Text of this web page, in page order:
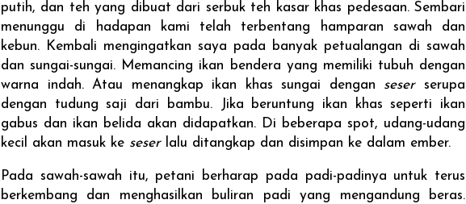
putih, dan teh yang dibuat dari serbuk teh kasar khas pedesaan. Sembari
menunggu di hadapan kami telah terbentang hamparan sawah dan
kebun. Kembali mengingatkan saya pada banyak petualangan di sawah
dan sungai-sungai. Memancing ikan bendera yang memiliki tubuh dengan
warna indah. Atau menangkap ikan khas sungai dengan seserserupa
dengan tudung saji dari bambu. Jika beruntung ikan khas seperti ikan
gabus dan ikan belida akan didapatkan. Di beberapa spot, udang-udang
kecil akan masuk ke seserlalu ditangkap dan disimpan ke dalam ember.
Pada sawah-sawah itu, petani berharap pada padi-padinya untuk terus
berkembang dan menghasilkan buliran padi yang mengandung beras.